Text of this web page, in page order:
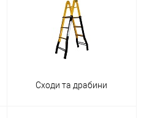
Сходи та драбини